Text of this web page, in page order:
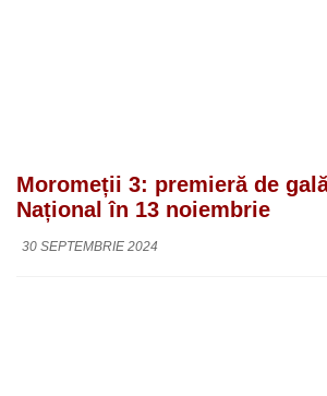
Moromeții 3: premieră de
Național în 13 noiembrie
30 SEPTEMBRIE 2024